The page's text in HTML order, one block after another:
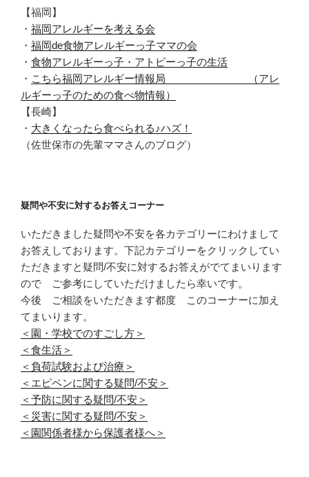
【福岡】
・ 福岡アレルギーを考える会
・ 福岡de食物アレルギーっ子ママの会
・ 食物アレルギーっ子・アトピーっ子の生活
・ こちら福岡アレルギー情報局 （アレ
ルギーっ子のための食べ物情報）
【長崎】
・ 大きくなったら食べられる♪ハズ！
（佐世保市の先輩ママさんのブログ）
疑問や不安に対するお答えコーナー
いただきました疑問や不安を各カテゴリーにわけまして
お答えしております。下記カテゴリーをクリックしてい
ただきますと疑問/不安に対するお答えがでてまいります
ので ご参考にしていただけましたら幸いです。
今後 ご相談をいただきます都度 このコーナーに加え
てまいります。
＜園・学校でのすごし方＞
＜食生活＞
＜負荷試験および治療＞
＜エピペンに関する疑問/不安＞
＜予防に関する疑問/不安＞
＜災害に関する疑問/不安＞
＜園関係者様から保護者様へ＞